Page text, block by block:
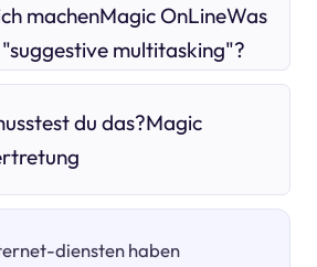
machenMagic OnLineWas
multitasking"?
du das?Magic
diensten haben